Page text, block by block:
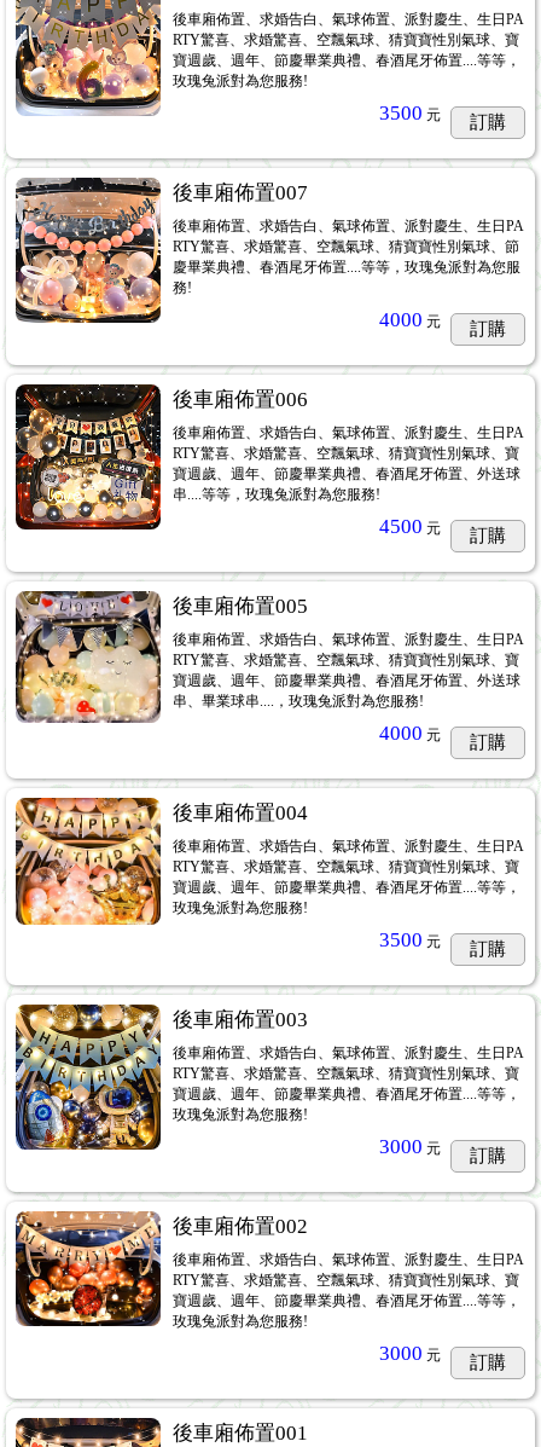
後車廂佈置、求婚告白、氣球佈置、派對慶生、生日PA
RTY驚喜、求婚驚喜、空飄氣球、猜寶寶性別氣球、寶
寶週歲、週年、節慶畢業典禮、春酒尾牙佈置....等等，
玫瑰兔派對為您服務!
3500 元 訂購
後車廂佈置007
後車廂佈置、求婚告白、氣球佈置、派對慶生、生日PA
RTY驚喜、求婚驚喜、空飄氣球、猜寶寶性別氣球、節
慶畢業典禮、春酒尾牙佈置....等等，玫瑰兔派對為您服
務!
4000 元 訂購
後車廂佈置006
後車廂佈置、求婚告白、氣球佈置、派對慶生、生日PA
RTY驚喜、求婚驚喜、空飄氣球、猜寶寶性別氣球、寶
寶週歲、週年、節慶畢業典禮、春酒尾牙佈置、外送球
串....等等，玫瑰兔派對為您服務!
4500 元 訂購
後車廂佈置005
後車廂佈置、求婚告白、氣球佈置、派對慶生、生日PA
RTY驚喜、求婚驚喜、空飄氣球、猜寶寶性別氣球、寶
寶週歲、週年、節慶畢業典禮、春酒尾牙佈置、外送球
串、畢業球串....，玫瑰兔派對為您服務!
4000 元 訂購
後車廂佈置004
後車廂佈置、求婚告白、氣球佈置、派對慶生、生日PA
RTY驚喜、求婚驚喜、空飄氣球、猜寶寶性別氣球、寶
寶週歲、週年、節慶畢業典禮、春酒尾牙佈置....等等，
玫瑰兔派對為您服務!
3500 元 訂購
後車廂佈置003
後車廂佈置、求婚告白、氣球佈置、派對慶生、生日PA
RTY驚喜、求婚驚喜、空飄氣球、猜寶寶性別氣球、寶
寶週歲、週年、節慶畢業典禮、春酒尾牙佈置....等等，
玫瑰兔派對為您服務!
3000 元 訂購
後車廂佈置002
後車廂佈置、求婚告白、氣球佈置、派對慶生、生日PA
RTY驚喜、求婚驚喜、空飄氣球、猜寶寶性別氣球、寶
寶週歲、週年、節慶畢業典禮、春酒尾牙佈置....等等，
玫瑰兔派對為您服務!
3000 元 訂購
後車廂佈置001